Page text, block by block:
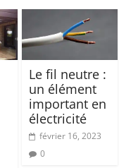
Le fil neutre :
un élément
important en
électricité
février 16, 2023
0